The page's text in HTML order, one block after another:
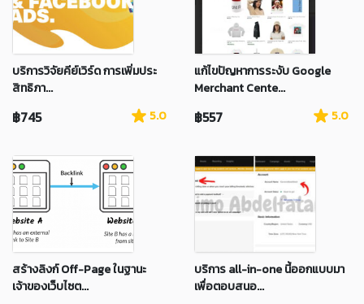
บริการวิจัยคีย์เวิร์ด การเพิ่มประ
สิทธิภา...
฿745 5.0
แก้ไขปัญหาการระงับ Google
Merchant Cente...
฿557 5.0
สร้างลิงก์ Off-Page ในฐานะ
เจ้าของเว็บไซต...
บริการ all-in-one นี้ออกแบบมา
เพื่อตอบสนอ...